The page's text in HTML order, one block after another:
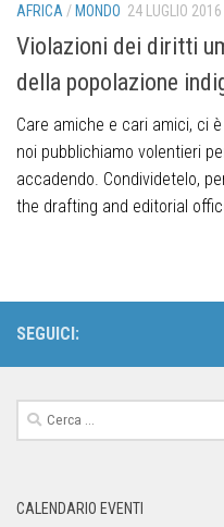
AFRICA / MONDO 24 LUGLIO 2016
Violazioni dei diritti
della popolazione
Care amiche e cari amici, ci
noi pubblichiamo volentieri
accadendo. Condividetelo,
the drafting and editorial
SEGUICI:
CALENDARIO EVENTI